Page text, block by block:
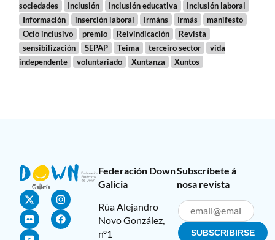
sociedades
Inclusión Inclusión educativa
Inclusión laboral
Información
inserción laboral Irmáns Irmás
manifesto
Ocio inclusivo
premio Reivindicación
Revista
sensibilización
SEPAP Teima terceiro sector
vida
independente
voluntariado Xuntanza Xuntos
Federación Down
Galicia
Rúa Alejandro
Novo González,
nº1
Subscríbete á
nosa revista